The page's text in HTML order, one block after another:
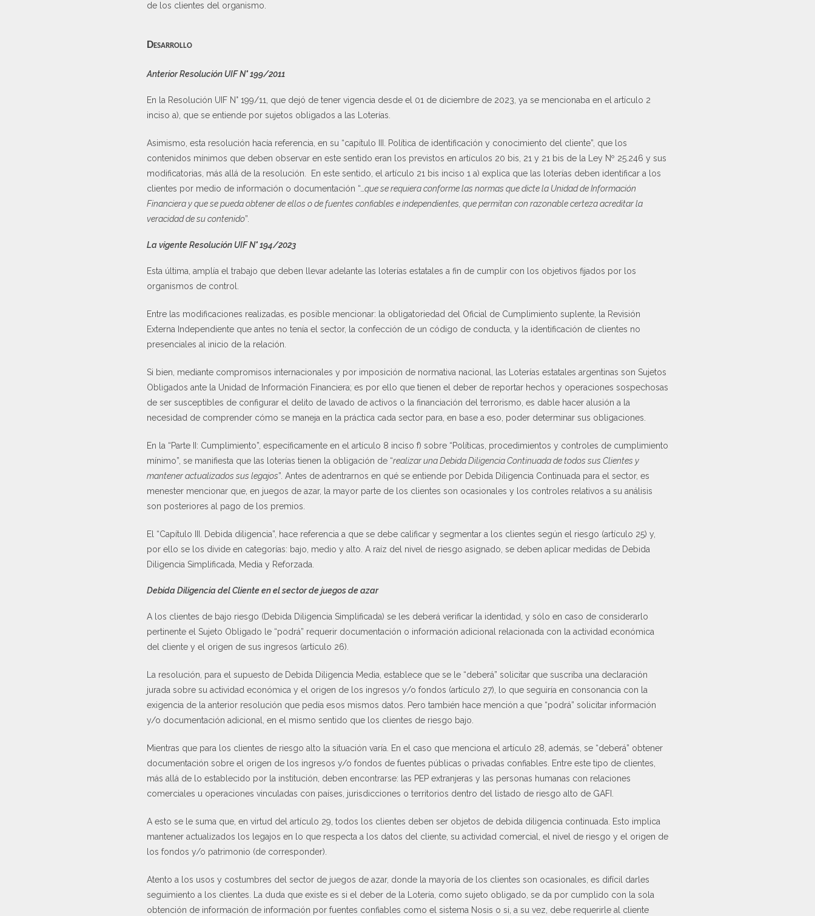
de los clientes del organismo.
Desarrollo
Anterior Resolución UIF N° 199/2011
En la Resolución UIF N° 199/11, que dejó de tener vigencia desde el 01 de diciembre de 2023, ya se mencionaba en el artículo 2
inciso a), que se entiende por sujetos obligados a las Loterías.
Asimismo, esta resolución hacía referencia, en su “capítulo III. Política de identificación y conocimiento del cliente”, que los
contenidos mínimos que deben observar en este sentido eran los previstos en artículos 20 bis, 21 y 21 bis de la Ley Nº 25.246 y sus
modificatorias, más allá de la resolución. En este sentido, el artículo 21 bis inciso 1 a) explica que las loterías deben identificar a los
clientes por medio de información o documentación “…que se requiera conforme las normas que dicte la Unidad de Información
Financiera y que se pueda obtener de ellos o de fuentes confiables e independientes, que permitan con razonable certeza acreditar la
veracidad de su contenido”.
La vigente Resolución UIF N° 194/2023
Esta última, amplía el trabajo que deben llevar adelante las loterías estatales a fin de cumplir con los objetivos fijados por los
organismos de control.
Entre las modificaciones realizadas, es posible mencionar: la obligatoriedad del Oficial de Cumplimiento suplente, la Revisión
Externa Independiente que antes no tenía el sector, la confección de un código de conducta, y la identificación de clientes no
presenciales al inicio de la relación.
Si bien, mediante compromisos internacionales y por imposición de normativa nacional, las Loterías estatales argentinas son Sujetos
Obligados ante la Unidad de Información Financiera; es por ello que tienen el deber de reportar hechos y operaciones sospechosas
de ser susceptibles de configurar el delito de lavado de activos o la financiación del terrorismo, es dable hacer alusión a la
necesidad de comprender cómo se maneja en la práctica cada sector para, en base a eso, poder determinar sus obligaciones.
En la “Parte II: Cumplimiento”, específicamente en el artículo 8 inciso f) sobre “Políticas, procedimientos y controles de cumplimiento
mínimo”, se manifiesta que las loterías tienen la obligación de “realizar una Debida Diligencia Continuada de todos sus Clientes y
mantener actualizados sus legajos”. Antes de adentrarnos en qué se entiende por Debida Diligencia Continuada para el sector, es
menester mencionar que, en juegos de azar, la mayor parte de los clientes son ocasionales y los controles relativos a su análisis
son posteriores al pago de los premios.
El “Capítulo III. Debida diligencia”, hace referencia a que se debe calificar y segmentar a los clientes según el riesgo (artículo 25) y,
por ello se los divide en categorías: bajo, medio y alto. A raíz del nivel de riesgo asignado, se deben aplicar medidas de Debida
Diligencia Simplificada, Media y Reforzada.
Debida Diligencia del Cliente en el sector de juegos de azar
A los clientes de bajo riesgo (Debida Diligencia Simplificada) se les deberá verificar la identidad, y sólo en caso de considerarlo
pertinente el Sujeto Obligado le “podrá” requerir documentación o información adicional relacionada con la actividad económica
del cliente y el origen de sus ingresos (artículo 26).
La resolución, para el supuesto de Debida Diligencia Media, establece que se le “deberá” solicitar que suscriba una declaración
jurada sobre su actividad económica y el origen de los ingresos y/o fondos (artículo 27), lo que seguiría en consonancia con la
exigencia de la anterior resolución que pedía esos mismos datos. Pero también hace mención a que “podrá” solicitar información
y/o documentación adicional, en el mismo sentido que los clientes de riesgo bajo.
Mientras que para los clientes de riesgo alto la situación varía. En el caso que menciona el artículo 28, además, se “deberá” obtener
documentación sobre el origen de los ingresos y/o fondos de fuentes públicas o privadas confiables. Entre este tipo de clientes,
más allá de lo establecido por la institución, deben encontrarse: las PEP extranjeras y las personas humanas con relaciones
comerciales u operaciones vinculadas con países, jurisdicciones o territorios dentro del listado de riesgo alto de GAFI.
A esto se le suma que, en virtud del artículo 29, todos los clientes deben ser objetos de debida diligencia continuada. Esto implica
mantener actualizados los legajos en lo que respecta a los datos del cliente, su actividad comercial, el nivel de riesgo y el origen de
los fondos y/o patrimonio (de corresponder).
Atento a los usos y costumbres del sector de juegos de azar, donde la mayoría de los clientes son ocasionales, es difícil darles
seguimiento a los clientes. La duda que existe es si el deber de la Lotería, como sujeto obligado, se da por cumplido con la sola
obtención de información de información por fuentes confiables como el sistema Nosis o si, a su vez, debe requerirle al cliente